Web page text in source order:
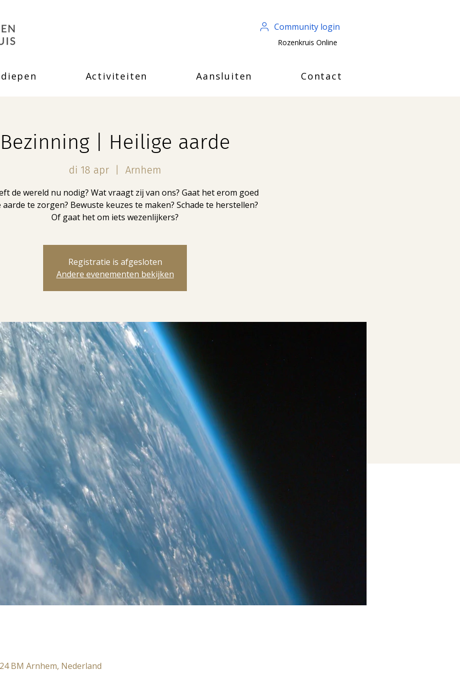
Community login
Rozenkruis Online
Activiteiten Aansluiten Contact
Bezinning | Heilige aarde
di 18 apr Arnhem
de wereld nu nodig? Wat vraagt zij van ons? Gaat het erom goed
te zorgen? Bewuste keuzes te maken? Schade te herstellen?
Of gaat het om iets wezenlijkers?
Registratie is afgesloten
Andere evenementen bekijken
BM Arnhem, Nederland